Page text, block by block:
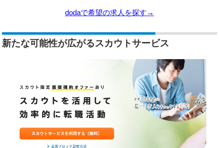
dodaで希望の求人を探す→
新たな可能性が広がるスカウトサービス